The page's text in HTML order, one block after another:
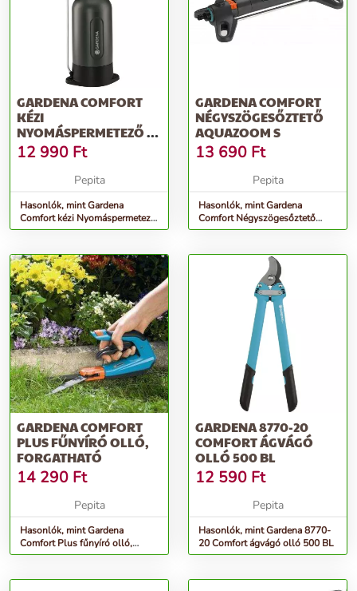
GARDENA COMFORT
KÉZI
NYOMÁSPERMETEZŐ 5L
- SZÜRKE
12 990 Ft
Pepita
Hasonlók, mint Gardena
Comfort kézi Nyomáspermetező
5l - szürke
GARDENA COMFORT
NÉGYSZÖGESŐZTETŐ
AQUAZOOM S
13 690 Ft
Pepita
Hasonlók, mint Gardena
Comfort Négyszögesőztető
AquaZoom S
GARDENA COMFORT
PLUS FŰNYÍRÓ OLLÓ,
FORGATHATÓ
14 290 Ft
Pepita
Hasonlók, mint Gardena
Comfort Plus fűnyíró olló,
forgatható
GARDENA 8770-20
COMFORT ÁGVÁGÓ
OLLÓ 500 BL
12 590 Ft
Pepita
Hasonlók, mint Gardena 8770-
20 Comfort ágvágó olló 500 BL